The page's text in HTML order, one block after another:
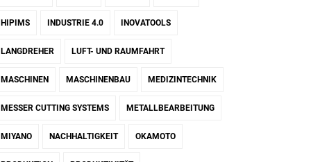
HIPIMS INDUSTRIE 4.0 INOVATOOLS
LANGDREHER LUFT- UND RAUMFAHRT
MASCHINEN MASCHINENBAU MEDIZINTECHNIK
MESSER CUTTING SYSTEMS METALLBEARBEITUNG
MIYANO NACHHALTIGKEIT OKAMOTO